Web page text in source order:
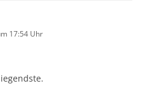
17:54 Uhr